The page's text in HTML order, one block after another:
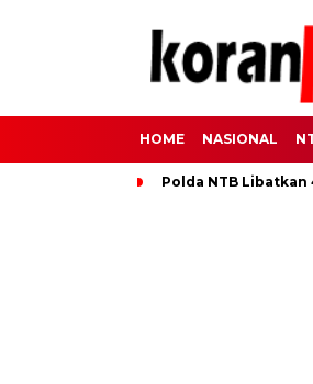
HOME NASIONAL
Polda NTB